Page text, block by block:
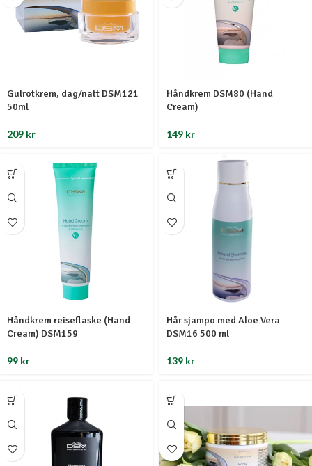
Gulrotkrem, dag/natt DSM121
50ml
209 kr
Håndkrem DSM80 (Hand
Cream)
149 kr
Håndkrem reiseflaske (Hand
Cream) DSM159
99 kr
Hår sjampo med Aloe Vera
DSM16 500 ml
139 kr